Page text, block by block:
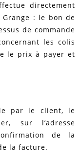
directement
Grange : le bon de
de commande
les colis
le prix à payer et
par le client, le
sur l’adresse
de la
la facture.